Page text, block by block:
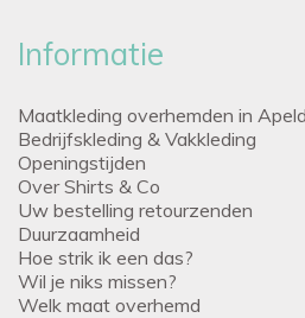
Informatie
Maatkleding overhemden in
Bedrijfskleding & Vakkleding
Openingstijden
Over Shirts & Co
Uw bestelling retourzenden
Duurzaamheid
Hoe strik ik een das?
Wil je niks missen?
Welk maat overhemd